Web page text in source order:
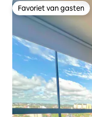
Favoriet van gasten
Favoriet van gasten